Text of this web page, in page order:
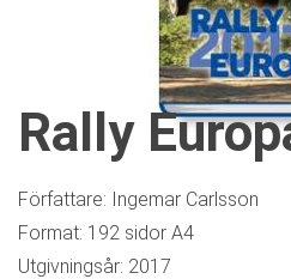
Rally
Författare: Ingemar Carlsson
Format: 192 sidor A4
Utgivningsår: 2017